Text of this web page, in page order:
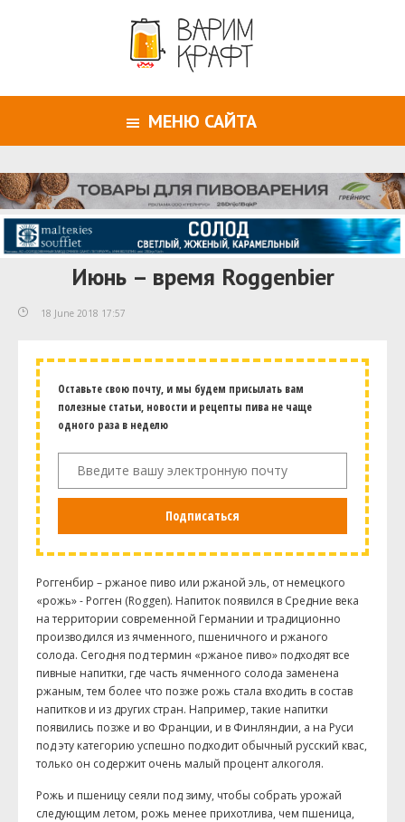
МЕНЮ САЙТА
Июнь – время Roggenbier
18 June 2018 17:57
Оставьте свою почту, и мы будем присылать вам
полезные статьи, новости и рецепты пива не чаще
одного раза в неделю
Подписаться
Роггенбир – ржаное пиво или ржаной эль, от немецкого
«рожь» - Рогген (Roggen). Напиток появился в Средние века
на территории современной Германии и традиционно
производился из ячменного, пшеничного и ржаного
солода. Сегодня под термин «ржаное пиво» подходят все
пивные напитки, где часть ячменного солода заменена
ржаным, тем более что позже рожь стала входить в состав
напитков и из других стран. Например, такие напитки
появились позже и во Франции, и в Финляндии, а на Руси
под эту категорию успешно подходит обычный русский квас,
только он содержит очень малый процент алкоголя.
Рожь и пшеницу сеяли под зиму, чтобы собрать урожай
следующим летом, рожь менее прихотлива, чем пшеница,